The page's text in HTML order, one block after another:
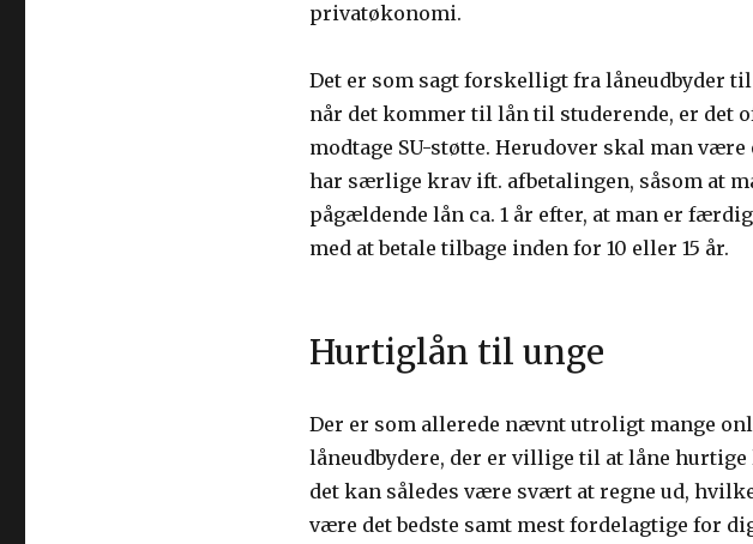
privatøkonomi.
Det er som sagt forskelligt fra låneudbyder
når det kommer til lån til studerende, er det
modtage SU-støtte. Herudover skal man
har særlige krav ift. afbetalingen, såsom at
pågældende lån ca. 1 år efter, at man er
med at betale tilbage inden for 10 eller 15 år.
Hurtiglån til unge
Der er som allerede nævnt utroligt mange
låneudbydere, der er villige til at låne hurtige
det kan således være svært at regne ud,
være det bedste samt mest fordelagtige for